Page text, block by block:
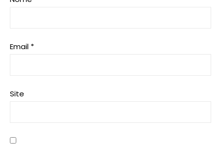
Email *
Site